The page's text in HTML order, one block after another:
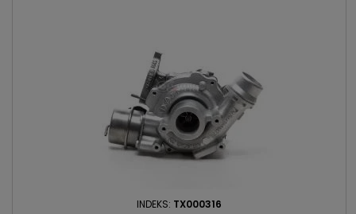
INDEKS: TX000316